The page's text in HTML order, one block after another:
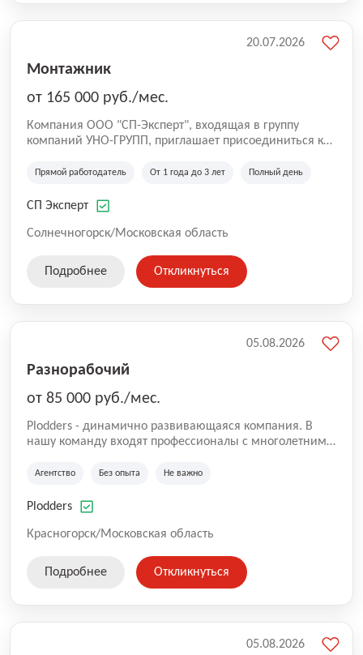
Монтажник
от 165 000 руб./мес.
Компания ООО "СП-Эксперт", входящая в группу
компаний УНО-ГРУПП, приглашает присоединиться к
работаем на рынке с 2005 года и оказываем комплекс
зданий из гибридных модульных блоков свободной
гибридно-модульного строительства.
Прямой работодатель От 1 года до 3 лет Полный день
СП Эксперт
Солнечногорск/Московская область
20.07.2026
Подробнее Откликнуться
Разнорабочий
от 85 000 руб./мес.
Plodders - динамично развивающаяся компания. В
нашу команду входят профессионалы с многолетним
на рынке аутсорсинга, а накопленный опыт позволяют
оказываемых услуг.
Агентство Без опыта Не важно
Plodders
Красногорск/Московская область
05.08.2026
Подробнее Откликнуться
05.08.2026